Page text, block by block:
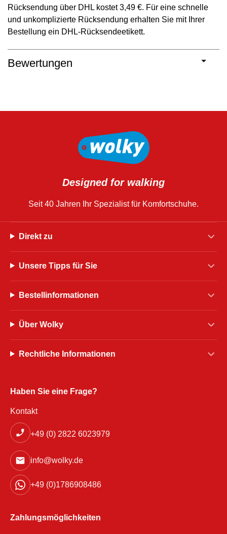
Rücksendung über DHL kostet 3,49 €. Für eine schnelle
und unkomplizierte Rücksendung erhalten Sie mit Ihrer
Bestellung ein DHL-Rücksendeetikett.
Bewertungen
Designed for walking
Seit 40 Jahren Ihr Spezialist für Komfortschuhe.
Direkt zu
Unsere Tipps für Sie
Bestellinformationen
Über Wolky
Rechtliche Informationen
Haben Sie eine Frage?
Kontakt
+49 (0) 2822 6023979
info@wolky.de
+49 (0)1786908486
Zahlungsmöglichkeiten